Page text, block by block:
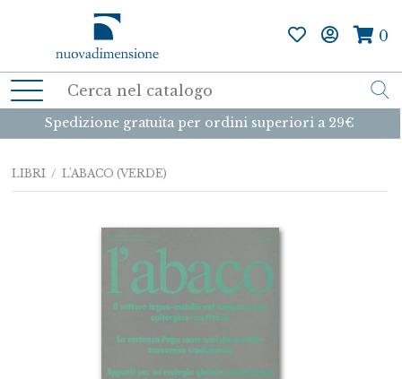
0
Spedizione gratuita per ordini superiori a 29€
LIBRI / L'ABACO (VERDE)